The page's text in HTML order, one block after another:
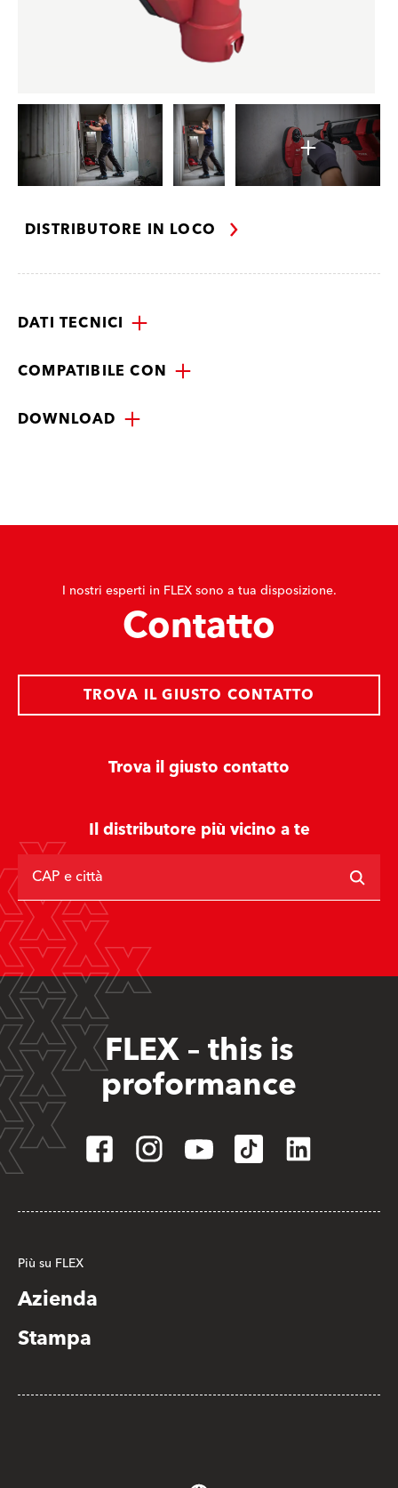
DISTRIBUTORE IN LOCO
DATI TECNICI
COMPATIBILE CON
DOWNLOAD
I nostri esperti in FLEX sono a tua disposizione.
Contatto
Trova il giusto contatto
TROVA IL GIUSTO CONTATTO
Il distributore più vicino a te
CAP e città
FLEX – this is
proformance
Più su FLEX
Azienda
Stampa